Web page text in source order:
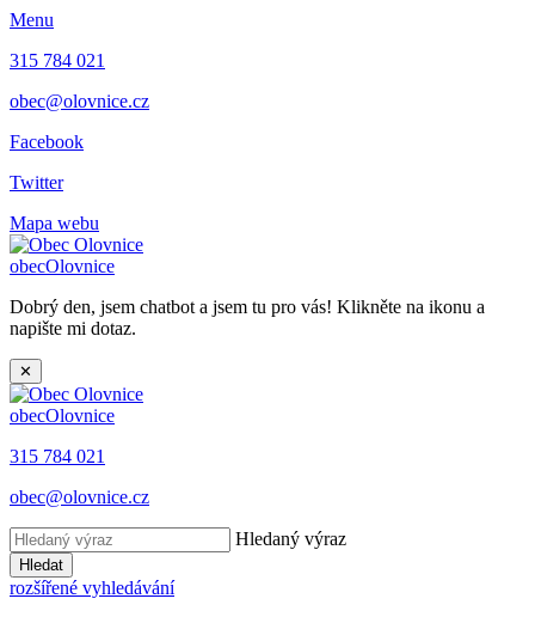
Menu
315 784 021
obec@olovnice.cz
Facebook
Twitter
Mapa webu
obecOlovnice
Dobrý den, jsem chatbot a jsem tu pro vás! Klikněte na ikonu a
napište mi dotaz.
✕
obecOlovnice
315 784 021
obec@olovnice.cz
Hledaný výraz
Hledat
rozšířené vyhledávání